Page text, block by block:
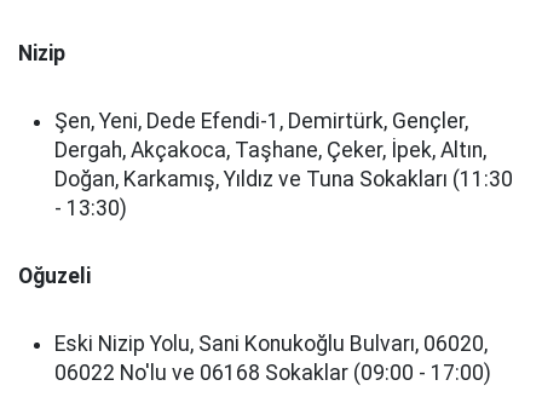
Nizip
Şen, Yeni, Dede Efendi-1, Demirtürk, Gençler,
Dergah, Akçakoca, Taşhane, Çeker, İpek, Altın,
Doğan, Karkamış, Yıldız ve Tuna Sokakları (11:30
- 13:30)
Oğuzeli
Eski Nizip Yolu, Sani Konukoğlu Bulvarı, 06020,
06022 No'lu ve 06168 Sokaklar (09:00 - 17:00)